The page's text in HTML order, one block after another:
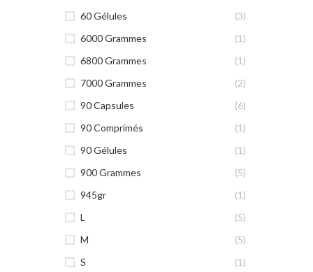
60 Gélules
(3)
6000 Grammes
(1)
6800 Grammes
(1)
7000 Grammes
(2)
90 Capsules
(6)
90 Comprimés
(1)
90 Gélules
(1)
900 Grammes
(5)
945gr
(1)
L
(5)
M
(5)
S
(1)